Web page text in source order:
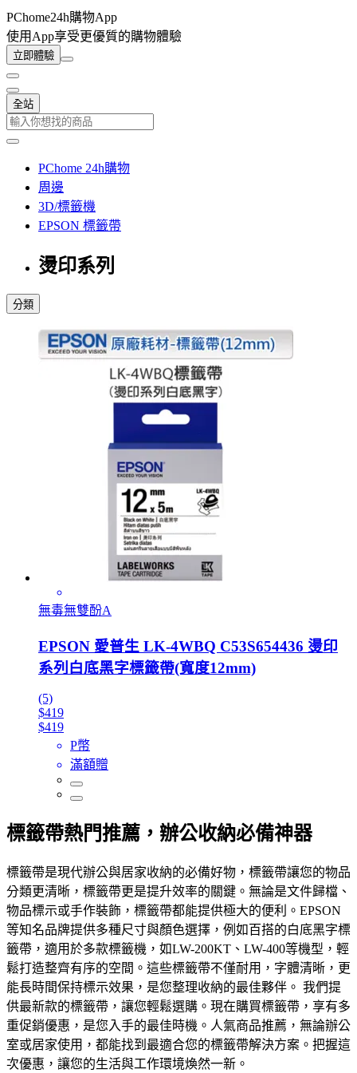
PChome24h購物App
使用App享受更優質的購物體驗
立即體驗
全站
PChome 24h購物
周邊
3D/標籤機
EPSON 標籤帶
燙印系列
分類
無毒無雙酚A
EPSON 愛普生 LK-4WBQ C53S654436 燙印
系列白底黑字標籤帶(寬度12mm)
(5)
$419
$419
P幣
滿額贈
標籤帶熱門推薦，辦公收納必備神器
標籤帶是現代辦公與居家收納的必備好物，標籤帶讓您的物品
分類更清晰，標籤帶更是提升效率的關鍵。無論是文件歸檔、
物品標示或手作裝飾，標籤帶都能提供極大的便利。EPSON
等知名品牌提供多種尺寸與顏色選擇，例如百搭的白底黑字標
籤帶，適用於多款標籤機，如LW-200KT、LW-400等機型，輕
鬆打造整齊有序的空間。這些標籤帶不僅耐用，字體清晰，更
能長時間保持標示效果，是您整理收納的最佳夥伴。 我們提
供最新款的標籤帶，讓您輕鬆選購。現在購買標籤帶，享有多
重促銷優惠，是您入手的最佳時機。人氣商品推薦，無論辦公
室或居家使用，都能找到最適合您的標籤帶解決方案。把握這
次優惠，讓您的生活與工作環境煥然一新。